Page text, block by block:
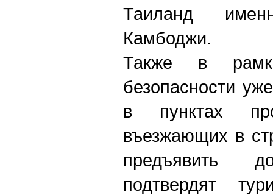
Таиланд
Камбоджи.
Также в
безопасности
в пунктах
въезжающих в
предъявить
подтвердят